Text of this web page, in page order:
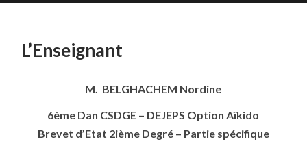
CONTENTL’Enseignant
M. BELGHACHEM Nordine
6ème Dan CSDGE – DEJEPS Option Aïkido
Brevet d’Etat 2ième Degré – Partie spécifique